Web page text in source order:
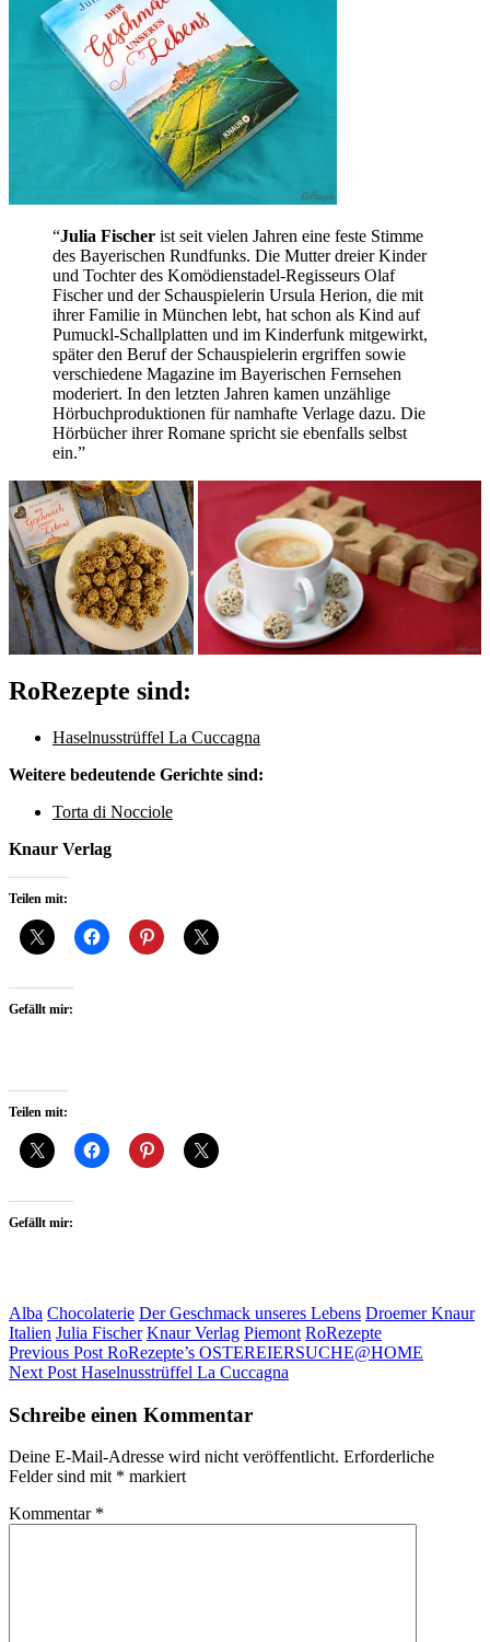
“Julia Fischer ist seit vielen Jahren eine feste Stimme
des Bayerischen Rundfunks. Die Mutter dreier Kinder
und Tochter des Komödienstadel-Regisseurs Olaf
Fischer und der Schauspielerin Ursula Herion, die mit
ihrer Familie in München lebt, hat schon als Kind auf
Pumuckl-Schallplatten und im Kinderfunk mitgewirkt,
später den Beruf der Schauspielerin ergriffen sowie
verschiedene Magazine im Bayerischen Fernsehen
moderiert. In den letzten Jahren kamen unzählige
Hörbuchproduktionen für namhafte Verlage dazu. Die
Hörbücher ihrer Romane spricht sie ebenfalls selbst
ein.”
RoRezepte sind:
Haselnusstrüffel La Cuccagna
Weitere bedeutende Gerichte sind:
Torta di Nocciole
Knaur Verlag
Teilen mit:
Gefällt mir:
Teilen mit:
Gefällt mir:
Alba Chocolaterie Der Geschmack unseres Lebens Droemer Knaur
Italien Julia Fischer Knaur Verlag Piemont RoRezepte
Beitragsnavigation
Previous Post RoRezepte’s OSTEREIERSUCHE@HOME
Next Post Haselnusstrüffel La Cuccagna
Schreibe einen Kommentar
Deine E-Mail-Adresse wird nicht veröffentlicht. Erforderliche
Felder sind mit * markiert
Kommentar *